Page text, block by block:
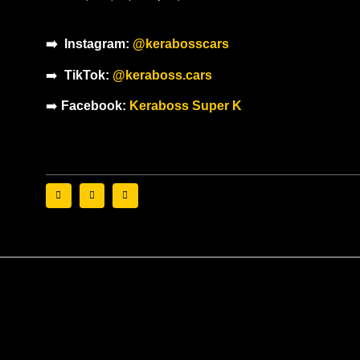
➡️ Instagram: @kerabosscars
➡️ TikTok: @keraboss.cars
➡️ Facebook: Keraboss Super K